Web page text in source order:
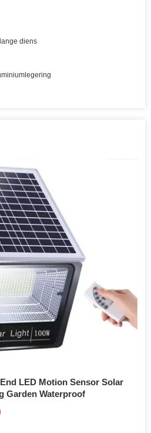
diens
LED Motion Sensor Solar
Garden Waterproof